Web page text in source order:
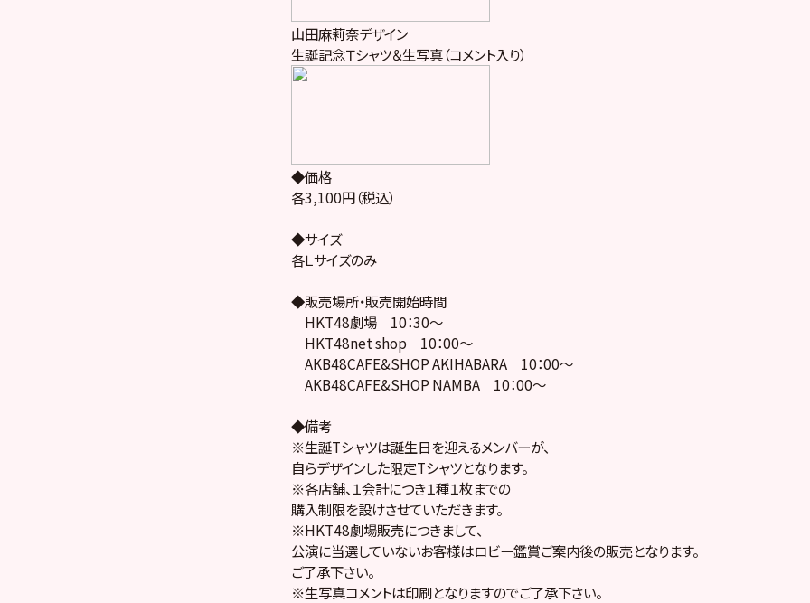
山田麻莉奈デザイン
生誕記念Ｔシャツ＆生写真（コメント入り）
◆価格
各3,100円（税込）
◆サイズ
各Ｌサイズのみ
◆販売場所・販売開始時間
HKT48劇場 10：30～
HKT48net shop 10：00～
AKB48CAFE&SHOP AKIHABARA 10：00～
AKB48CAFE&SHOP NAMBA 10：00～
◆備考
※生誕Tシャツは誕生日を迎えるメンバーが、
自らデザインした限定Tシャツとなります。
※各店舗、１会計につき１種１枚までの
購入制限を設けさせていただきます。
※HKT48劇場販売につきまして、
公演に当選していないお客様はロビー鑑賞ご案内後の販売となります。
ご了承下さい。
※生写真コメントは印刷となりますのでご了承下さい。